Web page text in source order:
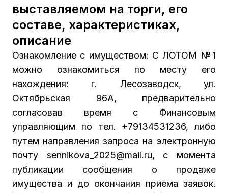
выставляемом на торги, его
составе, характеристиках,
описание
Ознакомление с имуществом: С ЛОТОМ №1
можно ознакомиться по месту его
нахождения: г. Лесозаводск, ул.
Октябрьская 96А, предварительно
согласовав время с Финансовым
управляющим по тел. +79134531236, либо
путем направления запроса на электронную
почту sennikova_2025@mail.ru, с момента
публикации сообщения о продаже
имущества и до окончания приема заявок.